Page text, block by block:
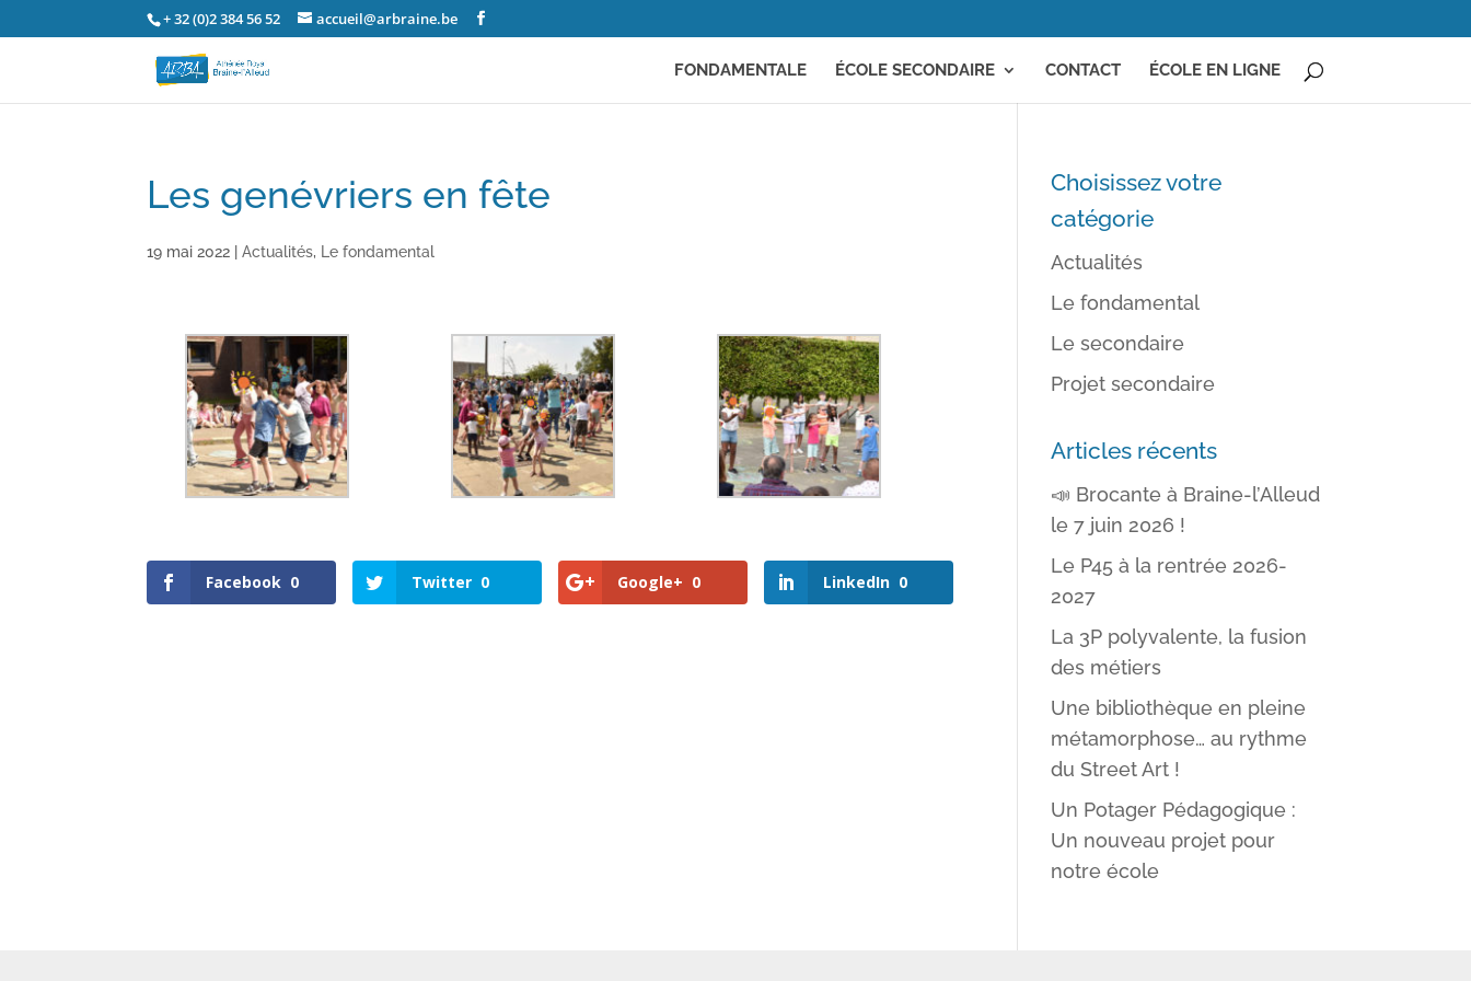
+ 32 (0)2 384 56 52 accueil@arbraine.be
FONDAMENTALE ÉCOLE SECONDAIRE CONTACT ÉCOLE EN LIGNE
Les genévriers en fête
19 mai 2022 |Actualités, Le fondamental
Facebook 0 Twitter 0 Google+ 0 LinkedIn 0
Choisissez votre
catégorie
Actualités
Le fondamental
Le secondaire
Projet secondaire
Articles récents
📣 Brocante à Braine-l’Alleud
le 7 juin 2026 !
Le P45 à la rentrée 2026-
2027
La 3P polyvalente, la fusion
des métiers
Une bibliothèque en pleine
métamorphose… au rythme
du Street Art !
Un Potager Pédagogique :
Un nouveau projet pour
notre école